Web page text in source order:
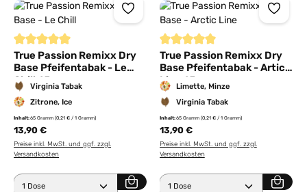
Durchschnittliche Bewertung von 5 von 5 Sternen
True Passion Remixx Dry
Base Pfeifentabak - Le
Chill 65g
Virginia Tabak
Zitrone, Ice
Inhalt:65 Gramm (0,21 € / 1 Gramm)
13,90 €
Preise inkl. MwSt. und ggf. zzgl.
Versandkosten
Produkt Anzahl: Gib den gewünschten Wert ein
Durchschnittliche Bewertung
True Passion Remixx Dry
Base Pfeifentabak - Artic
Line 65g
Limette, Minze
Virginia Tabak
Inhalt:65 Gramm (0,21 € / 1 Gramm)
13,90 €
Preise inkl. MwSt. und ggf. zzgl.
Versandkosten
Produkt Anzahl: Gib den